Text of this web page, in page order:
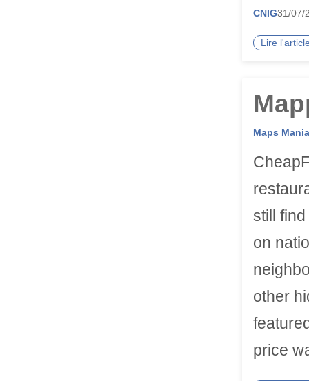
CNIG31/07/
Lire
Maps Mania
still
on
other
price